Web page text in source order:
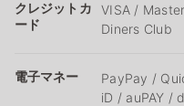
クレジットカ
ード
VISA /
Diners Club
電子マネー
PayPay /
iD / auPAY /